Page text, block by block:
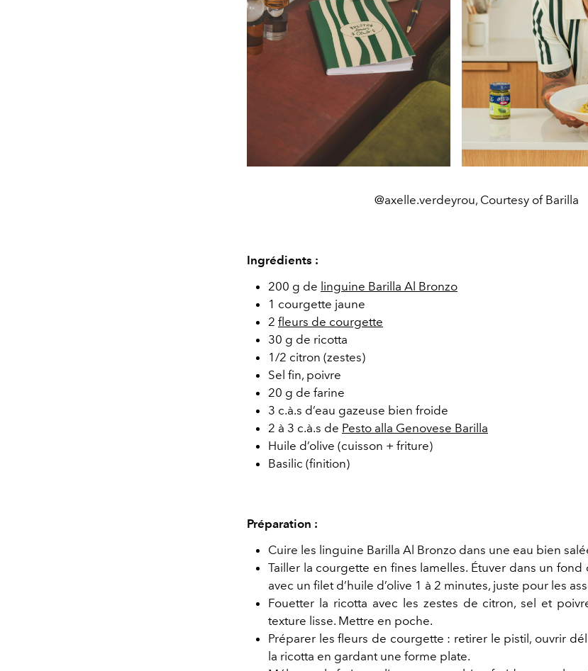
@axelle.verdeyrou, Courtesy of Barilla
Ingrédients :
200 g de linguine Barilla Al Bronzo
1 courgette jaune
2 fleurs de courgette
30 g de ricotta
1/2 citron (zestes)
Sel fin, poivre
20 g de farine
3 c.à.s d’eau gazeuse bien froide
2 à 3 c.à.s de Pesto alla Genovese Barilla
Huile d’olive (cuisson + friture)
Basilic (finition)
Préparation :
Cuire les linguine Barilla Al Bronzo dans une eau bien
Tailler la courgette en fines lamelles. Étuver dans un fond
avec un filet d’huile d’olive 1 à 2 minutes, juste pour les
Fouetter la ricotta avec les zestes de citron, sel et
texture lisse. Mettre en poche.
Préparer les fleurs de courgette : retirer le pistil, ouvrir
la ricotta en gardant une forme plate.